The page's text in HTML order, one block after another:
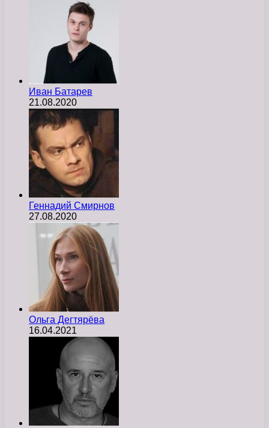
Иван Батарев
21.08.2020
Геннадий Смирнов
27.08.2020
Ольга Дегтярёва
16.04.2021